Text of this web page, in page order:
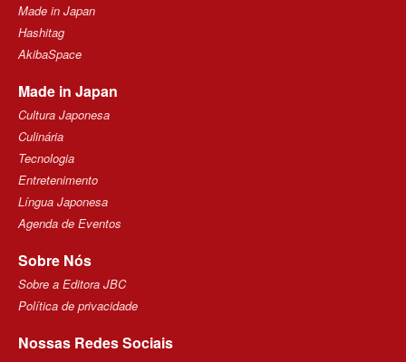
Made in Japan
Hashitag
AkibaSpace
Made in Japan
Cultura Japonesa
Culinária
Tecnologia
Entretenimento
Língua Japonesa
Agenda de Eventos
Sobre Nós
Sobre a Editora JBC
Política de privacidade
Nossas Redes Sociais